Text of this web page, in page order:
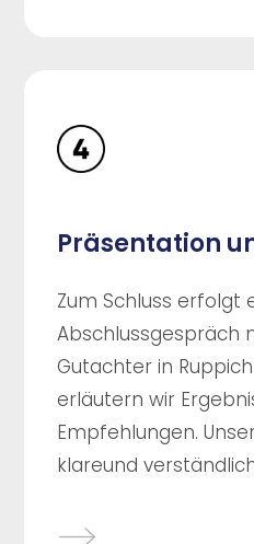
Präsentation
Zum Schluss erfolgt
Abschlussgespräch
Gutachter in
erläutern wir
Empfehlungen.
klareund